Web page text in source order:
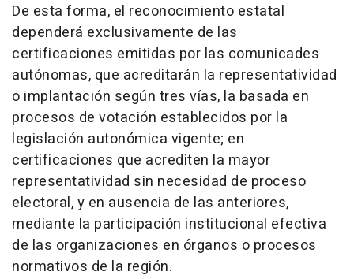
De esta forma, el reconocimiento estatal
dependerá exclusivamente de las
certificaciones emitidas por las comunicades
autónomas, que acreditarán la representatividad
o implantación según tres vías, la basada en
procesos de votación establecidos por la
legislación autonómica vigente; en
certificaciones que acrediten la mayor
representatividad sin necesidad de proceso
electoral, y en ausencia de las anteriores,
mediante la participación institucional efectiva
de las organizaciones en órganos o procesos
normativos de la región.